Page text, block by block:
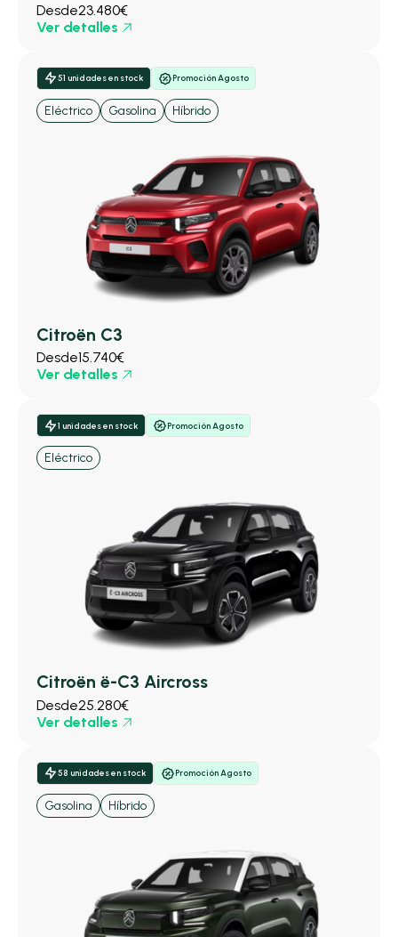
Desde23.480€
Ver detalles
51 unidades en stock Promoción Agosto
Eléctrico Gasolina Híbrido
Citroën C3
Desde15.740€
Ver detalles
1 unidades en stock Promoción Agosto
Eléctrico
Citroën ë-C3 Aircross
Desde25.280€
Ver detalles
58 unidades en stock Promoción Agosto
Gasolina Híbrido